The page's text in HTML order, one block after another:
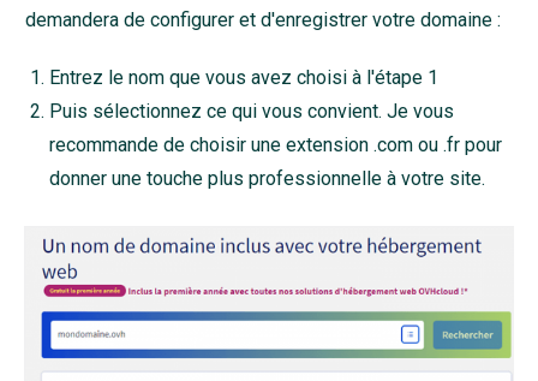
demandera de configurer et d'enregistrer votre domaine :
Entrez le nom que vous avez choisi à l'étape 1
Puis sélectionnez ce qui vous convient. Je vous
recommande de choisir une extension .com ou .fr pour
donner une touche plus professionnelle à votre site.